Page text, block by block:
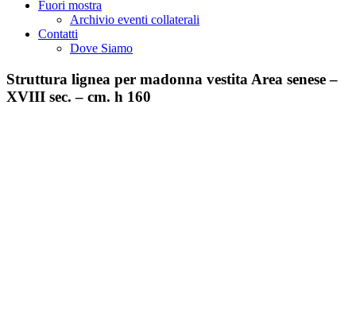
Fuori mostra
Archivio eventi collaterali
Contatti
Dove Siamo
Struttura lignea per madonna vestita Area senese –
XVIII sec. – cm. h 160